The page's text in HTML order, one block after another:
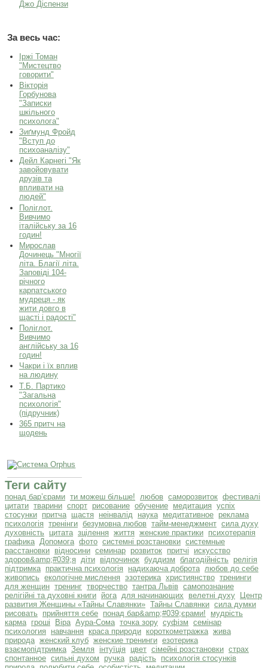
Джо Діспензи
За весь час:
Іржі Томан
"Мистецтво
говорити"
Вікторія
Горбунова
"Записки
шкільного
психолога"
Зиґмунд Фройд
"Вступ до
психоаналізу"
Дейл Карнегі "Як
завойовувати
друзів та
впливати на
людей"
Поліглот.
Вивчимо
італійську за 16
годин!
Мирослав
Дочинець "Многії
літа. Благії літа.
Заповіді 104-
річного
карпатського
мудреця - як
жити довго в
щасті і радості"
Поліглот.
Вивчимо
англійську за 16
годин!
Чакри і їх вплив
на людину
Т.Б. Партико
"Загальна
психологія"
(підручник)
365 притч на
щодень
Теги сайту
понад бар’єрами ти можеш більше! любов саморозвиток фестивалі
цитати тварини спорт рисование обучение медитация успіх
стосунки притча щастя неінвалід наука медитативное реклама
психологія тренінги безумовна любов тайм-менеджмент сила духу
духовність
цитата зцілення життя женские практики психотерапія
графика Допомога фото системні розстановки системные
расстановки відносини семинар розвиток притчі
искусство
здоров&amp;#039;я
діти відпочинок буддизм благодійність
релігія
підтримка практична психологія надихаюча доброта любов до себе
живопись екологічне мислення эзотерика християнство тренинги
для женщин тренинг творчество тантра Львів самопознание
релігійні та духовні книги йога для начинающих велетні духу Центр
развития Женщины «Тайны Славянки» Тайны Славянки сила думки
рисовать
прийняття себе понад бар&amp;#039;єрами!
мудрість
карма гроші Віра Аура-Сома точка зору суфізм семінар
психология
навчання краса природи короткометражка жива
природа женский клуб женские тренинги езотерика
взаємопідтримка Земля інтуїція цвет сімейні розстановки страх
спонтанное сильні духом ручка радість
психологія стосунків